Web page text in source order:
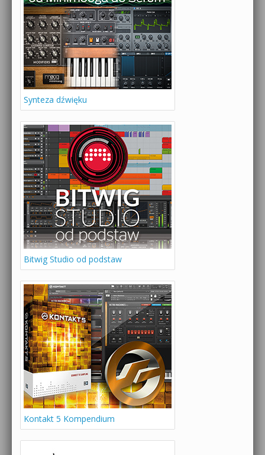
Synteza dźwięku
Bitwig Studio od podstaw
Kontakt 5 Kompendium